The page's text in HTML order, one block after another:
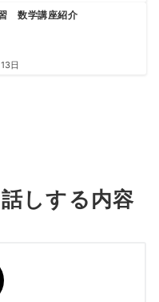
数学講座紹介
日
しする内容